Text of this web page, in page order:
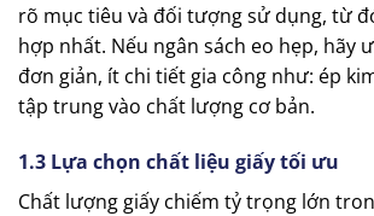
rõ mục tiêu và đối tượng sử dụng, từ
hợp nhất. Nếu ngân sách eo hẹp, hãy
đơn giản, ít chi tiết gia công như: ép
tập trung vào chất lượng cơ bản.
1.3 Lựa chọn chất liệu giấy tối ưu
Chất lượng giấy chiếm tỷ trọng lớn